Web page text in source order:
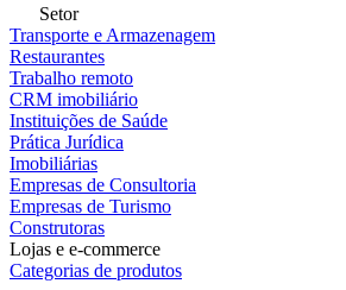
Setor
Transporte e Armazenagem
Restaurantes
Trabalho remoto
CRM imobiliário
Instituições de Saúde
Prática Jurídica
Imobiliárias
Empresas de Consultoria
Empresas de Turismo
Construtoras
Lojas e e-commerce
Categorias de produtos